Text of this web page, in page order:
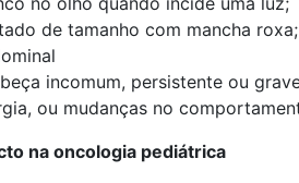
de tamanho com mancha roxa;
incomum, persistente ou
ou mudanças no
na oncologia pediátrica